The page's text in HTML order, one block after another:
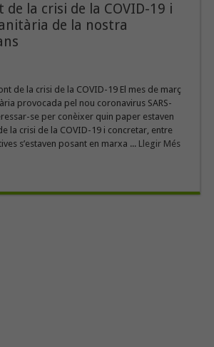
la crisi de la COVID-19 i
de la nostra
de la crisi de la COVID-19 El mes de març
provocada pel nou coronavirus SARS-
se per conèixer quin paper estaven
la crisi de la COVID-19 i concretar, entre
s’estaven posant en marxa ... Llegir Més